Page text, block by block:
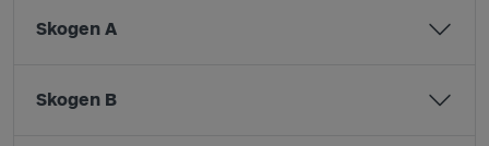
Skogen A
Skogen B